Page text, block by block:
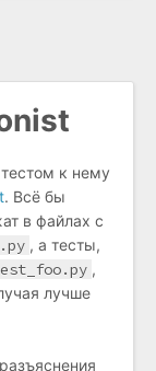
к нему
. Всё бы
в файлах с
, а тесты,
,
лучше